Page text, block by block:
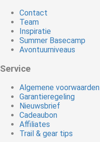
Contact
Team
Inspiratie
Summer Basecamp
Avontuurniveaus
Service
Algemene voorwaarden
Garantieregeling
Nieuwsbrief
Cadeaubon
Affiliates
Trail & gear tips